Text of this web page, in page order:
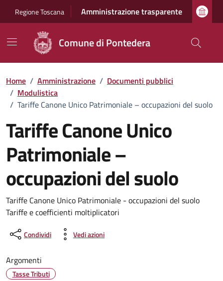
Regione Toscana Amministrazione trasparente
Comune di Pontedera
Home / Amministrazione / Documenti pubblici
/ Modulistica
/ Tariffe Canone Unico Patrimoniale – occupazioni del suolo
Tariffe Canone Unico
Patrimoniale –
occupazioni del suolo
Dettagli del documento
Tariffe Canone Unico Patrimoniale - occupazioni del suolo
Tariffe e coefficienti moltiplicatori
Condividi Vedi azioni
Argomenti
Tasse Tributi